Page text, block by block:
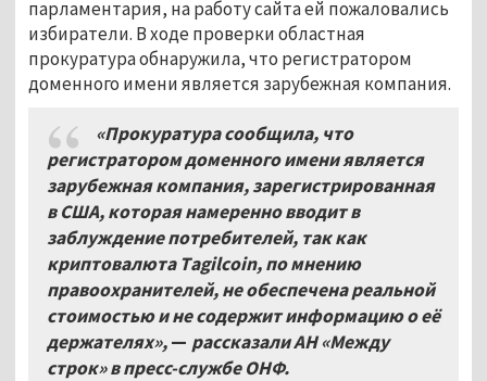
парламентария, на работу сайта ей пожаловались
избиратели. В ходе проверки областная
прокуратура обнаружила, что регистратором
доменного имени является зарубежная компания.
«Прокуратура сообщила, что
регистратором доменного имени является
зарубежная компания, зарегистрированная
в США, которая намеренно вводит в
заблуждение потребителей, так как
криптовалюта Тagilcoin, по мнению
правоохранителей, не обеспечена реальной
стоимостью и не содержит информацию о её
держателях»,— рассказали АН «Между
строк» в пресс-службе ОНФ.